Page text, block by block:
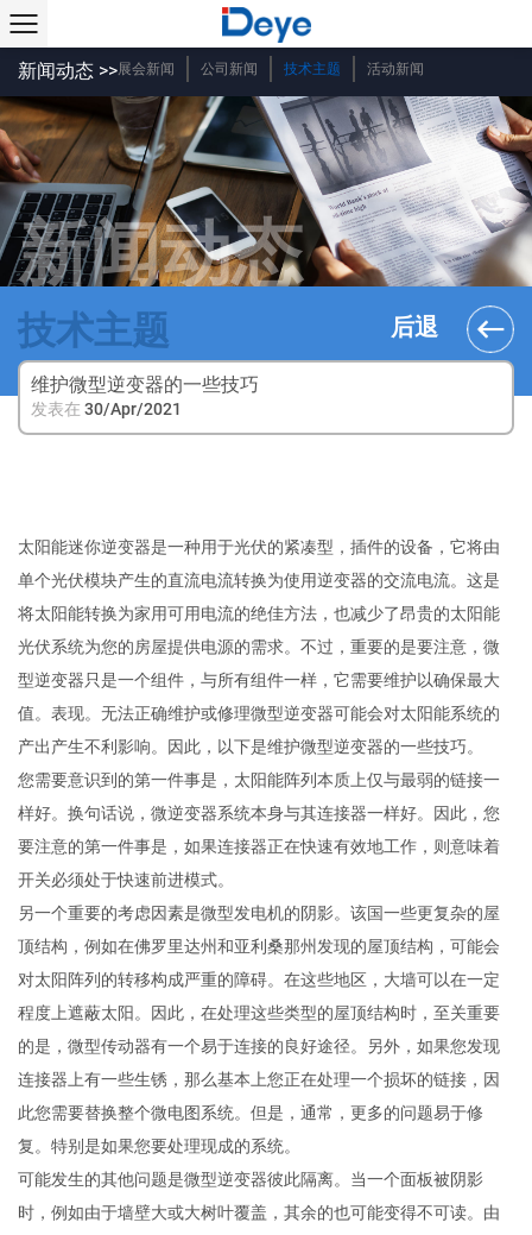
新闻动态 >>展会新闻 公司新闻 技术主题 活动新闻
新闻动态
技术主题 后退
维护微型逆变器的一些技巧
发表在 30/Apr/2021
太阳能迷你逆变器是一种用于光伏的紧凑型，插件的设备，它将由
单个光伏模块产生的直流电流转换为使用逆变器的交流电流。这是
将太阳能转换为家用可用电流的绝佳方法，也减少了昂贵的太阳能
光伏系统为您的房屋提供电源的需求。不过，重要的是要注意，微
型逆变器只是一个组件，与所有组件一样，它需要维护以确保最大
值。表现。无法正确维护或修理微型逆变器可能会对太阳能系统的
产出产生不利影响。因此，以下是维护微型逆变器的一些技巧。
您需要意识到的第一件事是，太阳能阵列本质上仅与最弱的链接一
样好。换句话说，微逆变器系统本身与其连接器一样好。因此，您
要注意的第一件事是，如果连接器正在快速有效地工作，则意味着
开关必须处于快速前进模式。
另一个重要的考虑因素是微型发电机的阴影。该国一些更复杂的屋
顶结构，例如在佛罗里达州和亚利桑那州发现的屋顶结构，可能会
对太阳阵列的转移构成严重的障碍。在这些地区，大墙可以在一定
程度上遮蔽太阳。因此，在处理这些类型的屋顶结构时，至关重要
的是，微型传动器有一个易于连接的良好途径。另外，如果您发现
连接器上有一些生锈，那么基本上您正在处理一个损坏的链接，因
此您需要替换整个微电图系统。但是，通常，更多的问题易于修
复。特别是如果您要处理现成的系统。
可能发生的其他问题是微型逆变器彼此隔离。当一个面板被阴影
时，例如由于墙壁大或大树叶覆盖，其余的也可能变得不可读。由